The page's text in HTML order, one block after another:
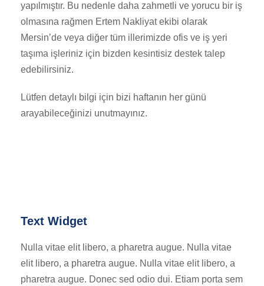
yapılmıştır. Bu nedenle daha zahmetli ve yorucu bir iş
olmasına rağmen Ertem Nakliyat ekibi olarak
Mersin’de veya diğer tüm illerimizde ofis ve iş yeri
taşıma işleriniz için bizden kesintisiz destek talep
edebilirsiniz.
Lütfen detaylı bilgi için bizi haftanın her günü
arayabileceğinizi unutmayınız.
Text Widget
Nulla vitae elit libero, a pharetra augue. Nulla vitae
elit libero, a pharetra augue. Nulla vitae elit libero, a
pharetra augue. Donec sed odio dui. Etiam porta sem